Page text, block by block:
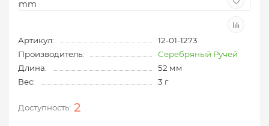
Артикул:
12-01-1273
Производитель:
Серебряный Ручей
Длина:
52 мм
Вес:
3 г
2